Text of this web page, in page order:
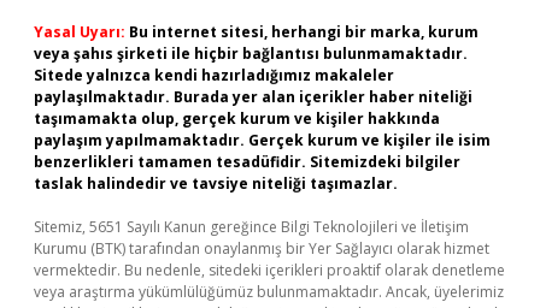
Yasal Uyarı: Bu internet sitesi, herhangi bir marka, kurum
veya şahıs şirketi ile hiçbir bağlantısı bulunmamaktadır.
Sitede yalnızca kendi hazırladığımız makaleler
paylaşılmaktadır. Burada yer alan içerikler haber niteliği
taşımamakta olup, gerçek kurum ve kişiler hakkında
paylaşım yapılmamaktadır. Gerçek kurum ve kişiler ile isim
benzerlikleri tamamen tesadüfidir. Sitemizdeki bilgiler
taslak halindedir ve tavsiye niteliği taşımazlar.
Sitemiz, 5651 Sayılı Kanun gereğince Bilgi Teknolojileri ve İletişim
Kurumu (BTK) tarafından onaylanmış bir Yer Sağlayıcı olarak hizmet
vermektedir. Bu nedenle, sitedeki içerikleri proaktif olarak denetleme
veya araştırma yükümlülüğümüz bulunmamaktadır. Ancak, üyelerimiz